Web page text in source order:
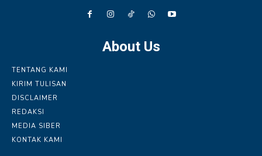
About Us
TENTANG KAMI
KIRIM TULISAN
DISCLAIMER
REDAKSI
MEDIA SIBER
KONTAK KAMI